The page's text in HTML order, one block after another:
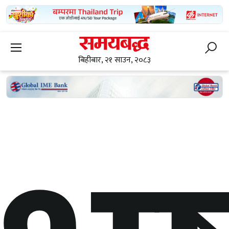
बिहीबार, २१ साउन, २०८३